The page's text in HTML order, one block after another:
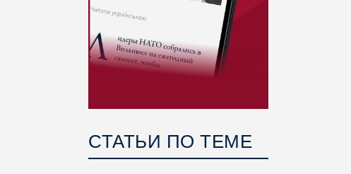
СТАТЬИ ПО ТЕМЕ